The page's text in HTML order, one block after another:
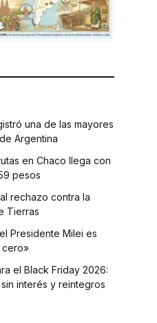
una de las mayores
Argentina
en Chaco llega con
pesos
rechazo contra la
Tierras
Presidente Milei es
cero»
el Black Friday 2026:
interés y reintegros